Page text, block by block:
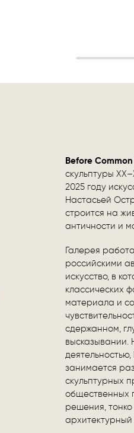
Before Common
скульптуры
2025 году
Настасьей
строится на
античности и
Галерея
российскими
искусство, в
классических
материала и
сдержанном,
высказывании.
занимается
скульптурных
общественных
решения,